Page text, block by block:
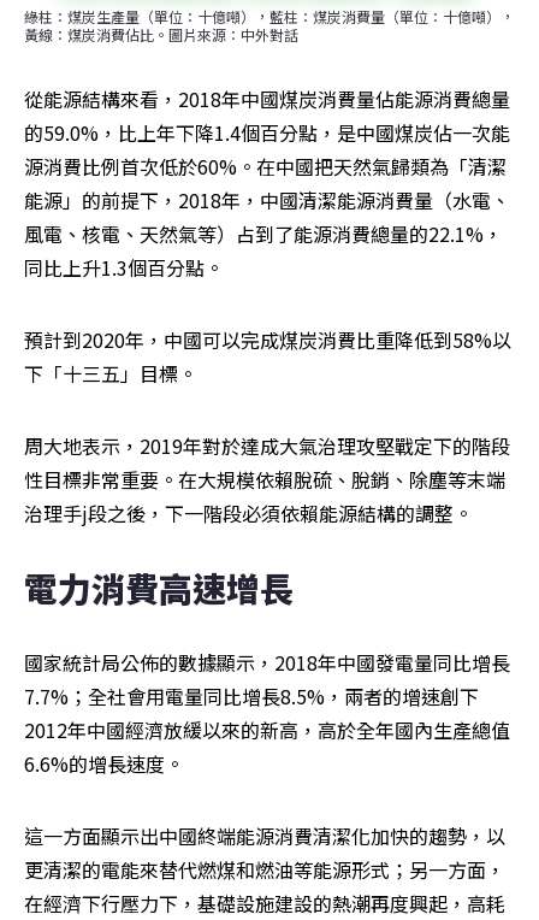
綠柱：煤炭生產量（單位：十億噸），藍柱：煤炭消費量（單位：十億噸），
黃線：煤炭消費佔比。圖片來源：中外對話
從能源結構來看，2018年中國煤炭消費量佔能源消費總量
的59.0%，比上年下降1.4個百分點，是中國煤炭佔一次能
源消費比例首次低於60%。在中國把天然氣歸類為「清潔
能源」的前提下，2018年，中國清潔能源消費量（水電、
風電、核電、天然氣等）占到了能源消費總量的22.1%，
同比上升1.3個百分點。
預計到2020年，中國可以完成煤炭消費比重降低到58%以
下「十三五」目標。
周大地表示，2019年對於達成大氣治理攻堅戰定下的階段
性目標非常重要。在大規模依賴脫硫、脫銷、除塵等末端
治理手j段之後，下一階段必須依賴能源結構的調整。
電力消費高速增長
國家統計局公佈的數據顯示，2018年中國發電量同比增長
7.7%；全社會用電量同比增長8.5%，兩者的增速創下
2012年中國經濟放緩以來的新高，高於全年國內生產總值
6.6%的增長速度。
這一方面顯示出中國終端能源消費清潔化加快的趨勢，以
更清潔的電能來替代燃煤和燃油等能源形式；另一方面，
在經濟下行壓力下，基礎設施建設的熱潮再度興起，高耗